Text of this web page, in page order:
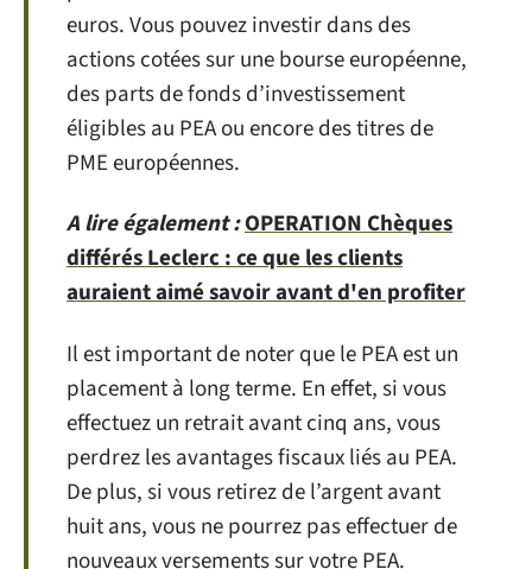
euros. Vous pouvez investir dans des
actions cotées sur une bourse européenne,
des parts de fonds d’investissement
éligibles au PEA ou encore des titres de
PME européennes.
A lire également :OPERATION Chèques
différés Leclerc : ce que les clients
auraient aimé savoir avant d'en profiter
Il est important de noter que le PEA est un
placement à long terme. En effet, si vous
effectuez un retrait avant cinq ans, vous
perdrez les avantages fiscaux liés au PEA.
De plus, si vous retirez de l’argent avant
huit ans, vous ne pourrez pas effectuer de
nouveaux versements sur votre PEA.